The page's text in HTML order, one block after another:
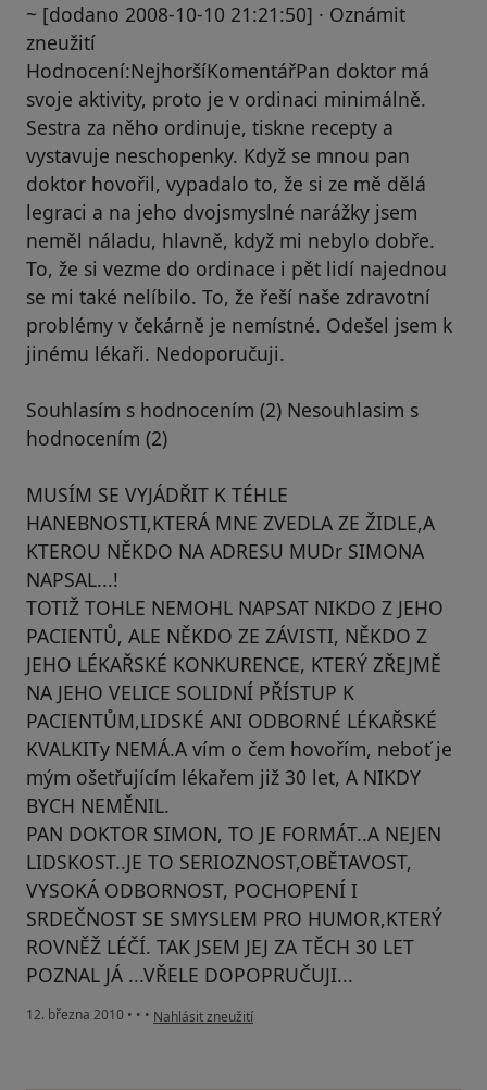
~ [dodano 2008-10-10 21:21:50] · Oznámit
zneužití
Hodnocení:NejhoršíKomentářPan doktor má
svoje aktivity, proto je v ordinaci minimálně.
Sestra za něho ordinuje, tiskne recepty a
vystavuje neschopenky. Když se mnou pan
doktor hovořil, vypadalo to, že si ze mě dělá
legraci a na jeho dvojsmyslné narážky jsem
neměl náladu, hlavně, když mi nebylo dobře.
To, že si vezme do ordinace i pět lidí najednou
se mi také nelíbilo. To, že řeší naše zdravotní
problémy v čekárně je nemístné. Odešel jsem k
jinému lékaři. Nedoporučuji.
Souhlasím s hodnocením (2) Nesouhlasim s
hodnocením (2)
MUSÍM SE VYJÁDŘIT K TÉHLE
HANEBNOSTI,KTERÁ MNE ZVEDLA ZE ŽIDLE,A
KTEROU NĚKDO NA ADRESU MUDr SIMONA
NAPSAL...!
TOTIŽ TOHLE NEMOHL NAPSAT NIKDO Z JEHO
PACIENTŮ, ALE NĚKDO ZE ZÁVISTI, NĚKDO Z
JEHO LÉKAŘSKÉ KONKURENCE, KTERÝ ZŘEJMĚ
NA JEHO VELICE SOLIDNÍ PŘÍSTUP K
PACIENTŮM,LIDSKÉ ANI ODBORNÉ LÉKAŘSKÉ
KVALKITy NEMÁ.A vím o čem hovořím, neboť je
mým ošetřujícím lékařem již 30 let, A NIKDY
BYCH NEMĚNIL.
PAN DOKTOR SIMON, TO JE FORMÁT..A NEJEN
LIDSKOST..JE TO SERIOZNOST,OBĚTAVOST,
VYSOKÁ ODBORNOST, POCHOPENÍ I
SRDEČNOST SE SMYSLEM PRO HUMOR,KTERÝ
ROVNĚŽ LÉČÍ. TAK JSEM JEJ ZA TĚCH 30 LET
POZNAL JÁ ...VŘELE DOPOPRUČUJI...
12. března 2010 • • • podle názoru uživatele Pacient
Nahlásit zneužití